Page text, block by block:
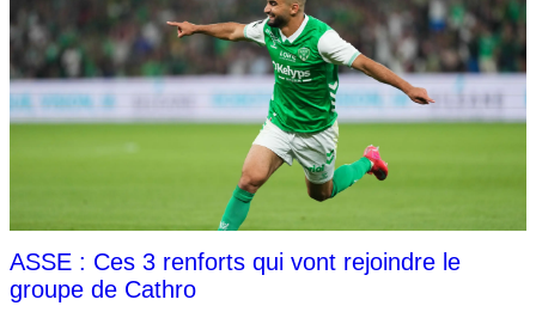
ASSE : Ces 3 renforts qui vont rejoindre le
groupe de Cathro